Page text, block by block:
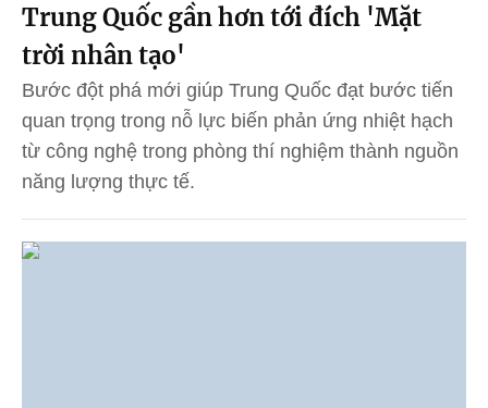
Trung Quốc gần hơn tới đích 'Mặt
trời nhân tạo'
Bước đột phá mới giúp Trung Quốc đạt bước tiến
quan trọng trong nỗ lực biến phản ứng nhiệt hạch
từ công nghệ trong phòng thí nghiệm thành nguồn
năng lượng thực tế.